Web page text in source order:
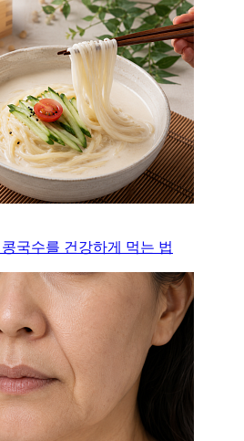
국수를 건강하게 먹는 법